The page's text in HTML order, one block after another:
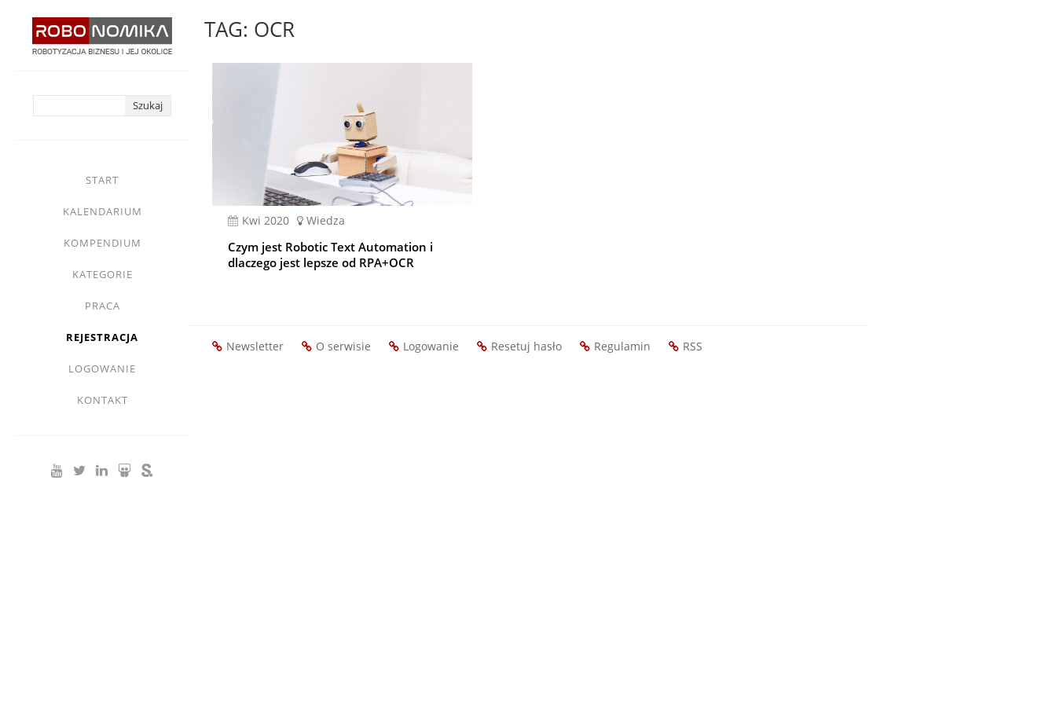
START
KALENDARIUM
KOMPENDIUM
KATEGORIE
PRACA
REJESTRACJA
LOGOWANIE
KONTAKT
TAG: OCR
kwi 2020 Wiedza
Czym jest Robotic Text Automation i
dlaczego jest lepsze od RPA+OCR
Newsletter O serwisie Logowanie Resetuj hasło Regulamin RSS